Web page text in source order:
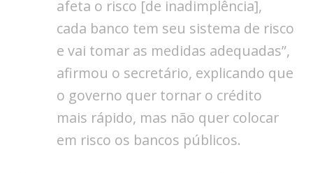
afeta o risco [de inadimplência],
cada banco tem seu sistema de risco
e vai tomar as medidas adequadas”,
afirmou o secretário, explicando que
o governo quer tornar o crédito
mais rápido, mas não quer colocar
em risco os bancos públicos.